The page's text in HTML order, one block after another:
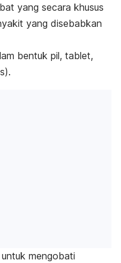
yang secara khusus
yang disebabkan
bentuk pil, tablet,
mengobati